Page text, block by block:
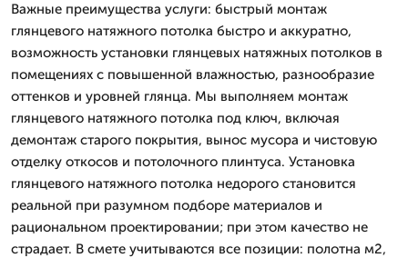
Важные преимущества услуги: быстрый монтаж
глянцевого натяжного потолка быстро и аккуратно,
возможность установки глянцевых натяжных потолков в
помещениях с повышенной влажностью, разнообразие
оттенков и уровней глянца. Мы выполняем монтаж
глянцевого натяжного потолка под ключ, включая
демонтаж старого покрытия, вынос мусора и чистовую
отделку откосов и потолочного плинтуса. Установка
глянцевого натяжного потолка недорого становится
реальной при разумном подборе материалов и
рациональном проектировании; при этом качество не
страдает. В смете учитываются все позиции: полотна м2,